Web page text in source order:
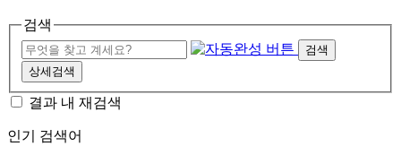
검색
검색
상세검색
결과 내 재검색
인기 검색어